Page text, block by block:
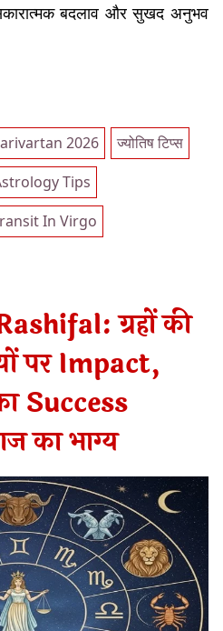
बदलाव और सुखद अनुभव
2026
ज्योतिष टिप्स
Tips
In Virgo
ग्रहों की
पर Impact,
Success
का भाग्य